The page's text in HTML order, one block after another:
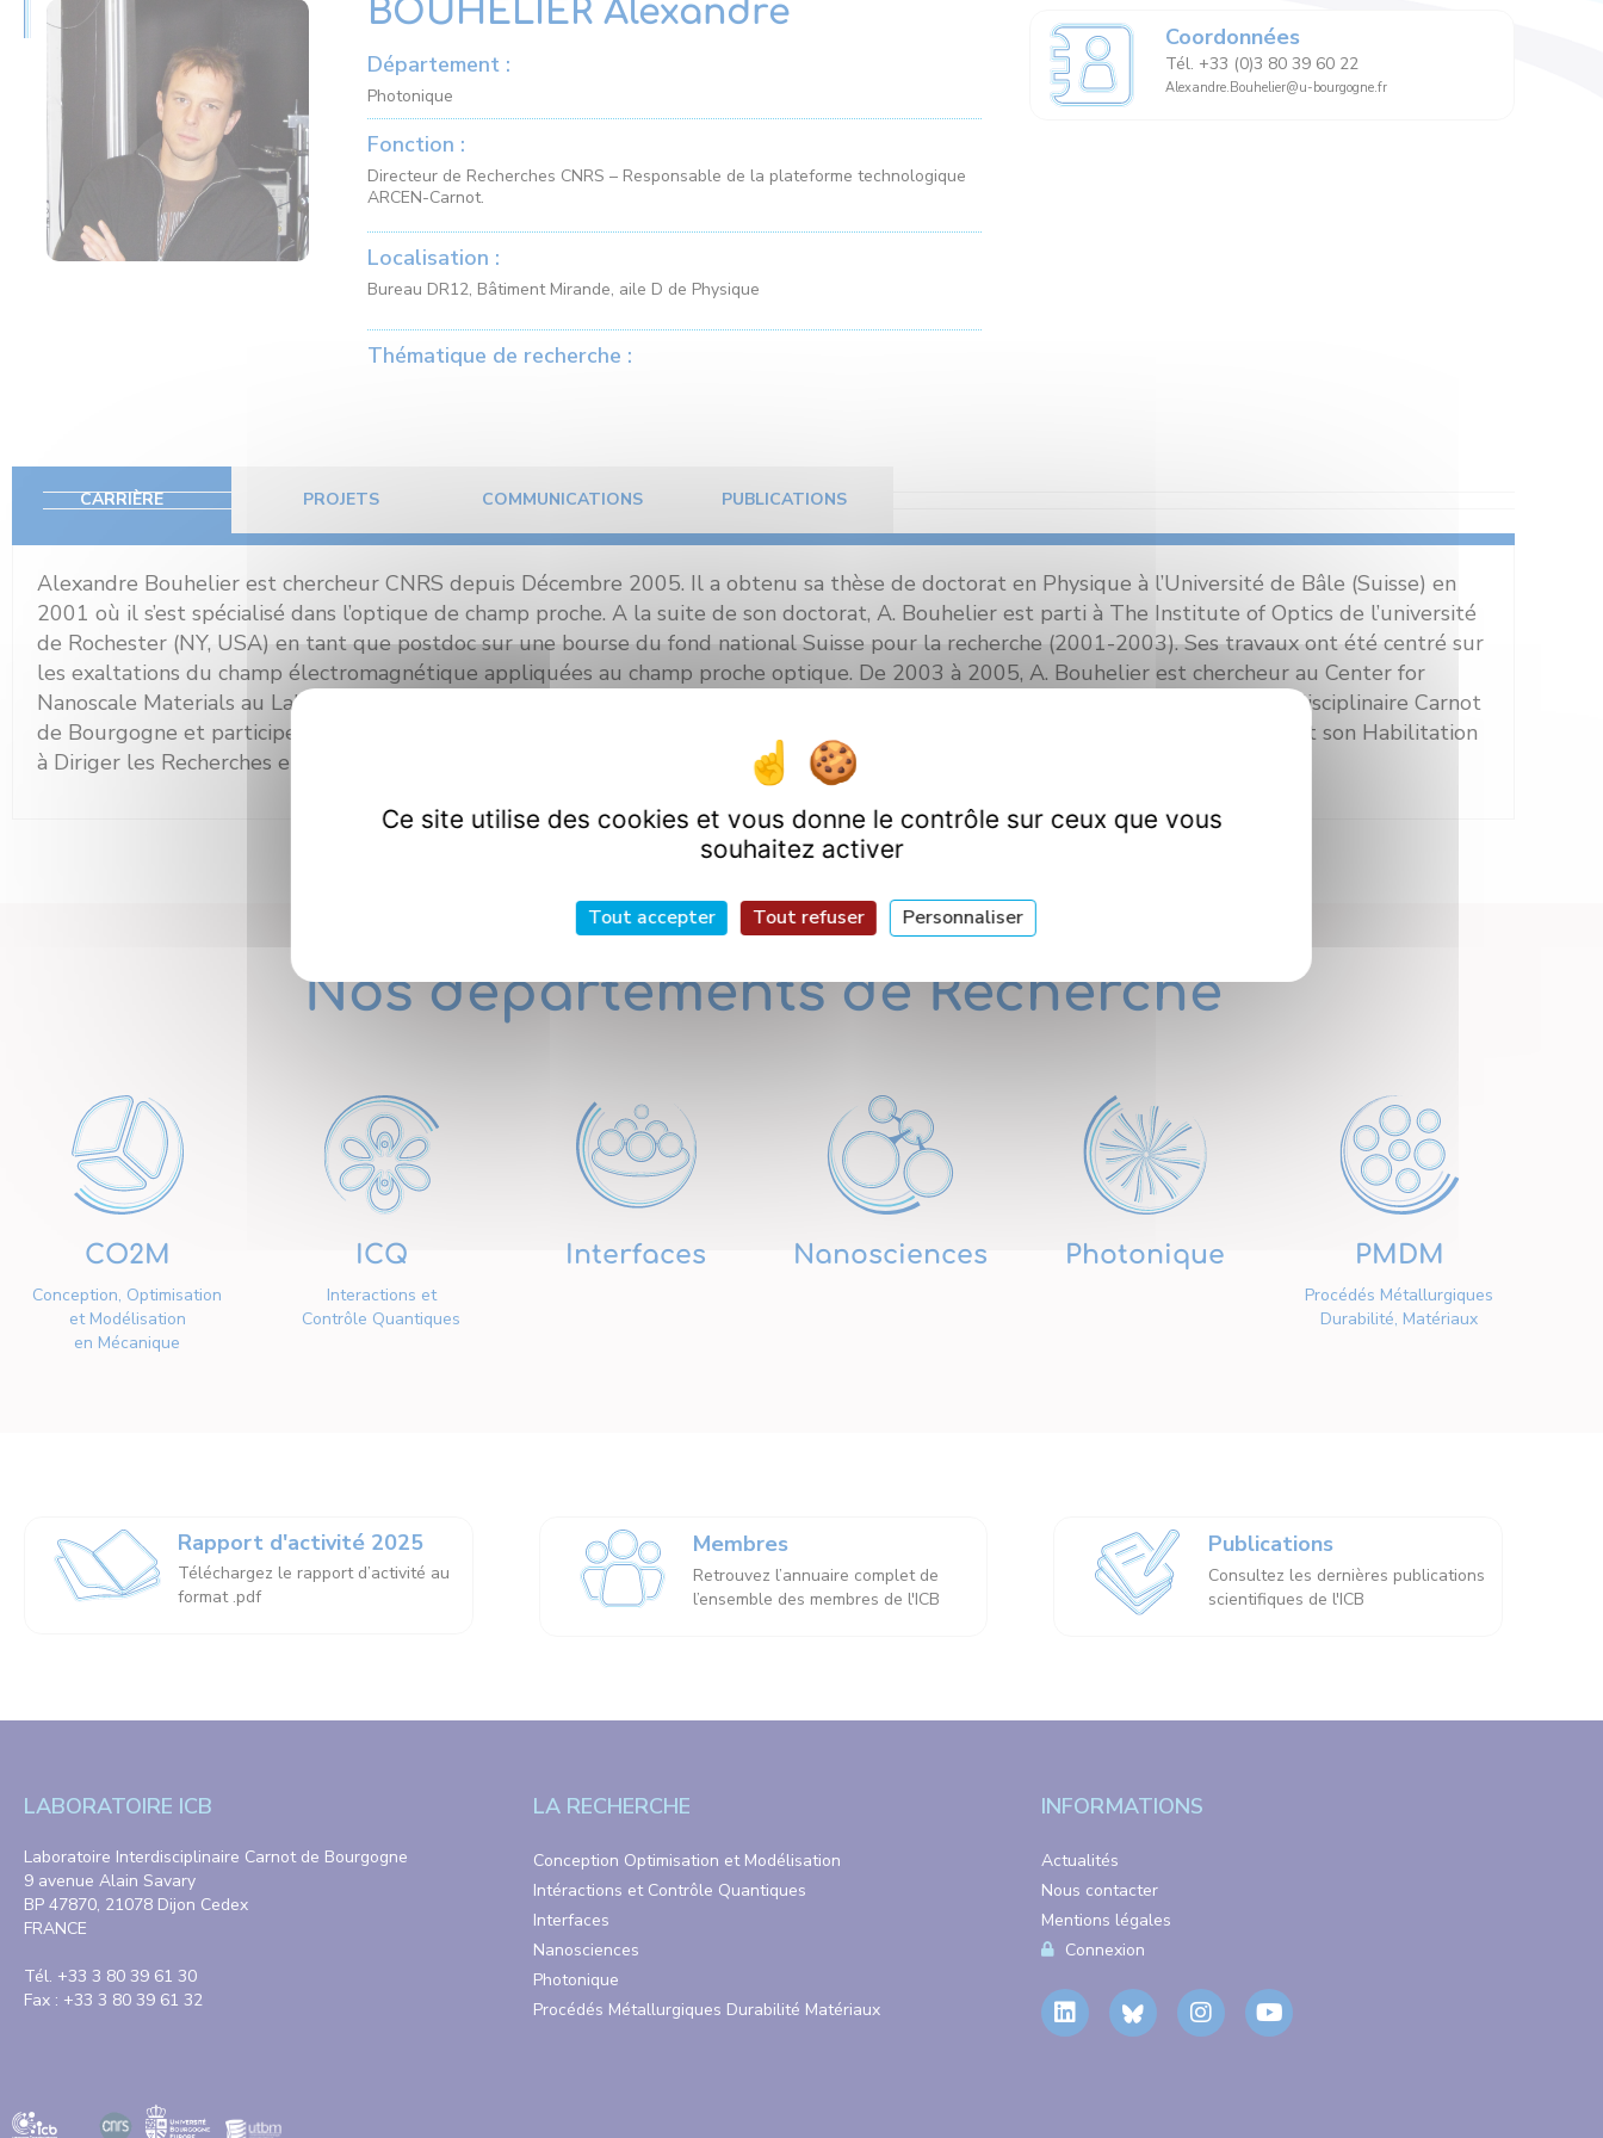
BOUHELIER Alexandre
Département :
Photonique
Fonction :
Directeur de Recherches CNRS – Responsable de la plateforme technologique
ARCEN-Carnot.
Localisation :
Bureau DR12, Bâtiment Mirande, aile D de Physique
Thématique de recherche :
Coordonnées
Tél. +33 (0)3 80 39 60 22
Alexandre.Bouhelier@u-bourgogne.fr
CARRIÈRE PROJETS COMMUNICATIONS PUBLICATIONS
Alexandre Bouhelier est chercheur CNRS depuis Décembre 2005. Il a obtenu sa thèse de doctorat en Physique à l’Université de Bâle (Suisse) en
2001 où il s’est spécialisé dans l’optique de champ proche. A la suite de son doctorat, A. Bouhelier est parti à The Institute of Optics de l’université
de Rochester (NY, USA) en tant que postdoc sur une bourse du fond national Suisse pour la recherche (2001-2003). Ses travaux ont été centré sur
les exaltations du champ électromagnétique appliquées au champ proche optique. De 2003 à 2005, A. Bouhelier est chercheur au Center for
Nanoscale Materials au Laboratoire National d’Argonne (Il, USA) où il se spécialise en plasmonique. Il rejoint le Laboratoire Interdisciplinaire Carnot
de Bourgogne et participe au développement de nouveaux composants permettant de contrôler le plasmon de surface. Il obtient son Habilitation
à Diriger les Recherches en 2001. Il est promu Directeur de Recherche en 2014.
Nos départements de Recherche
CO2M
Conception, Optimisation
et Modélisation
en Mécanique
ICQ
Interactions et
Contrôle Quantiques
Interfaces Nanosciences Photonique PMDM
Procédés Métallurgiques
Durabilité, Matériaux
Rapport d'activité 2025
Téléchargez le rapport d’activité au
format .pdf
Membres
Retrouvez l’annuaire complet de
l’ensemble des membres de l'ICB
Publications
Consultez les dernières publications
scientifiques de l'ICB
LABORATOIRE ICB
Laboratoire Interdisciplinaire Carnot de Bourgogne
9 avenue Alain Savary
BP 47870, 21078 Dijon Cedex
FRANCE
Tél. +33 3 80 39 61 30
Fax : +33 3 80 39 61 32
LA RECHERCHE
Conception Optimisation et Modélisation
Intéractions et Contrôle Quantiques
Interfaces
Nanosciences
Photonique
Procédés Métallurgiques Durabilité Matériaux
INFORMATIONS
Actualités
Nous contacter
Mentions légales
Connexion
Ce site utilise des cookies et vous donne le contrôle sur ceux que vous
souhaitez activer
Tout accepter Tout refuser Personnaliser